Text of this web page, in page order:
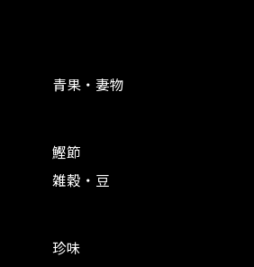
青果・妻物
鰹節
雑穀・豆
珍味